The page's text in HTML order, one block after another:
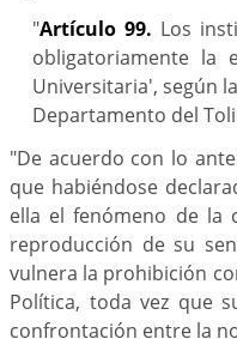
"Artículo 99. Los
obligatoriamente la
Universitaria', según
Departamento del
"De acuerdo con lo
que habiéndose
ella el fenómeno de la
reproducción de su
vulnera la prohibición
Política, toda vez que
confrontación entre la